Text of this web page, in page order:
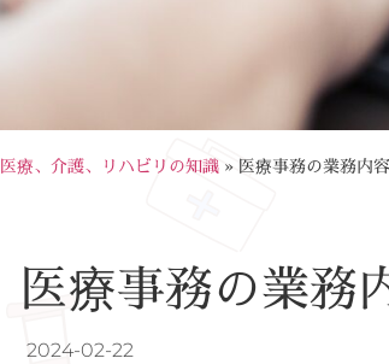
医療、介護、リハビリの知識 » 医療事務の業務内容
医療事務の業務
2024-02-22